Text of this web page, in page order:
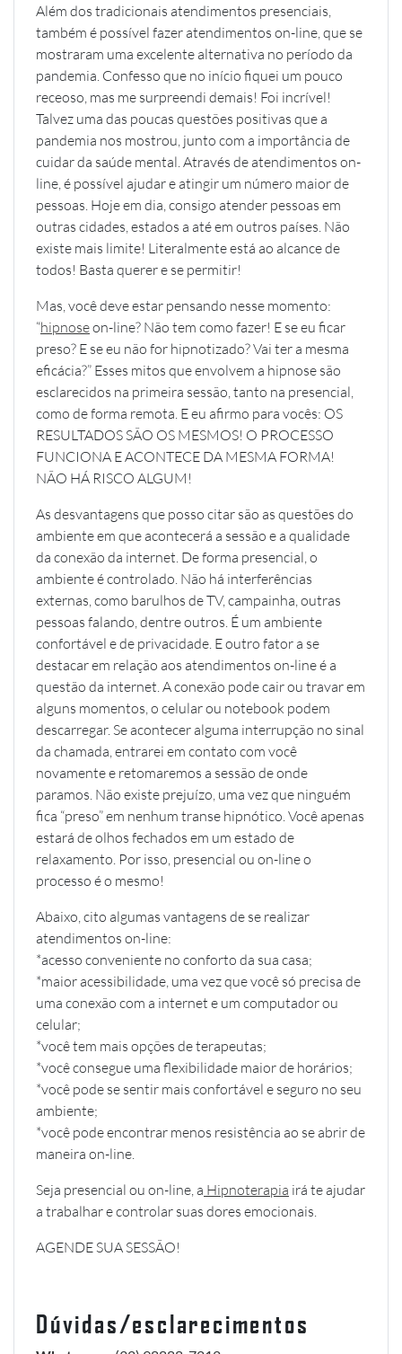
Além dos tradicionais atendimentos presenciais,
também é possível fazer atendimentos on-line, que se
mostraram uma excelente alternativa no período da
pandemia. Confesso que no início fiquei um pouco
receoso, mas me surpreendi demais! Foi incrível!
Talvez uma das poucas questões positivas que a
pandemia nos mostrou, junto com a importância de
cuidar da saúde mental. Através de atendimentos on-
line, é possível ajudar e atingir um número maior de
pessoas. Hoje em dia, consigo atender pessoas em
outras cidades, estados a até em outros países. Não
existe mais limite! Literalmente está ao alcance de
todos! Basta querer e se permitir!
Mas, você deve estar pensando nesse momento:
“hipnoseon-line? Não tem como fazer! E se eu ficar
preso? E se eu não for hipnotizado? Vai ter a mesma
eficácia?” Esses mitos que envolvem a hipnose são
esclarecidos na primeira sessão, tanto na presencial,
como de forma remota. E eu afirmo para vocês: OS
RESULTADOS SÃO OS MESMOS! O PROCESSO
FUNCIONA E ACONTECE DA MESMA FORMA!
NÃO HÁ RISCO ALGUM!
As desvantagens que posso citar são as questões do
ambiente em que acontecerá a sessão e a qualidade
da conexão da internet. De forma presencial, o
ambiente é controlado. Não há interferências
externas, como barulhos de TV, campainha, outras
pessoas falando, dentre outros. É um ambiente
confortável e de privacidade. E outro fator a se
destacar em relação aos atendimentos on-line é a
questão da internet. A conexão pode cair ou travar em
alguns momentos, o celular ou notebook podem
descarregar. Se acontecer alguma interrupção no sinal
da chamada, entrarei em contato com você
novamente e retomaremos a sessão de onde
paramos. Não existe prejuízo, uma vez que ninguém
fica “preso” em nenhum transe hipnótico. Você apenas
estará de olhos fechados em um estado de
relaxamento. Por isso, presencial ou on-line o
processo é o mesmo!
Abaixo, cito algumas vantagens de se realizar
atendimentos on-line:
*acesso conveniente no conforto da sua casa;
*maior acessibilidade, uma vez que você só precisa de
uma conexão com a internet e um computador ou
celular;
*você tem mais opções de terapeutas;
*você consegue uma flexibilidade maior de horários;
*você pode se sentir mais confortável e seguro no seu
ambiente;
*você pode encontrar menos resistência ao se abrir de
maneira on-line.
Seja presencial ou on-line, a Hipnoterapia irá te ajudar
a trabalhar e controlar suas dores emocionais.
AGENDE SUA SESSÃO!
Dúvidas/esclarecimentos